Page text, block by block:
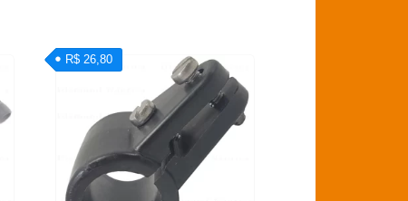
R$ 26,80